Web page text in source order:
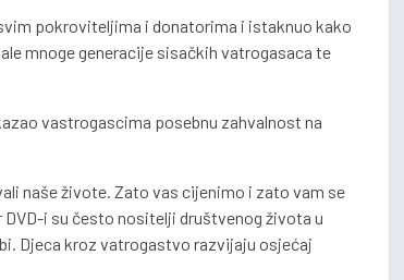
pokroviteljima i donatorima i istaknuo kako
mnoge generacije sisačkih vatrogasaca te
vastrogascima posebnu zahvalnost na
naše živote. Zato vas cijenimo i zato vam se
i su često nositelji društvenog života u
Djeca kroz vatrogastvo razvijaju osjećaj